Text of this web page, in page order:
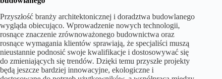
Przyszłość branży architektonicznej i doradztwa budowlanego
wygląda obiecująco. Wprowadzenie nowych technologii,
rosnące znaczenie zrównoważonego budownictwa oraz
rosnące wymagania klientów sprawiają, że specjaliści muszą
nieustannie podnosić swoje kwalifikacje i dostosowywać się
do zmieniających się trendów. Dzięki temu przyszłe projekty
będą jeszcze bardziej innowacyjne, ekologiczne i